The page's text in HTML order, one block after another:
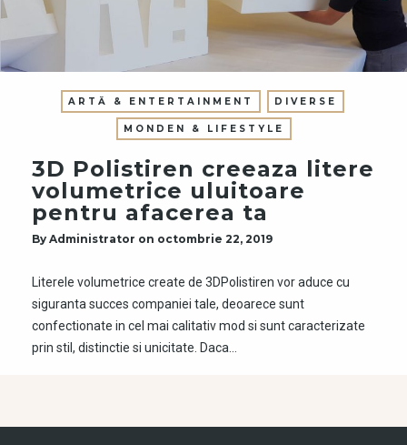
ARTĂ & ENTERTAINMENT DIVERSE
MONDEN & LIFESTYLE
3D Polistiren creeaza litere
volumetrice uluitoare
pentru afacerea ta
By Administrator on octombrie 22, 2019
Literele volumetrice create de 3DPolistiren vor aduce cu
siguranta succes companiei tale, deoarece sunt
confectionate in cel mai calitativ mod si sunt caracterizate
prin stil, distinctie si unicitate. Daca…